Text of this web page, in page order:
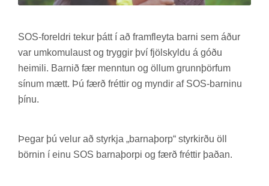
SOS-for­eldri tek­ur þátt í að fram­fleyta barni sem áður
var um­komu­laust og trygg­ir því fjöl­skyldu á góðu
heim­ili. Barn­ið fær mennt­un og öll­um grunn­þörf­um
sín­um mætt. Þú færð frétt­ir og mynd­ir af SOS-barn­inu
þínu.
Þeg­ar þú vel­ur að styrkja „barna­þorp“ styrk­irðu öll
börn­in í einu SOS barna­þorpi og færð frétt­ir það­an.